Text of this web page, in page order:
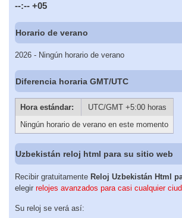
--:-- +05
Horario de verano
2026 - Ningún horario de verano
Diferencia horaria GMT/UTC
Hora estándar:
UTC/GMT +5:00 horas
Ningún horario de verano en este momento
Uzbekistán reloj html para su sitio web
Recibir gratuitamente Reloj Uzbekistán Html
elegir relojes avanzados para casi cualquier
Su reloj se verá así: